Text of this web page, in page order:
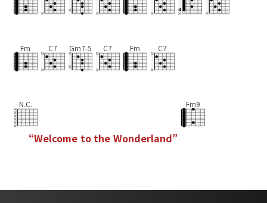
Fm C7 Gm7-5 C7 Fm C7
N.C.
“Welcome to the Wonderland”
Fm9